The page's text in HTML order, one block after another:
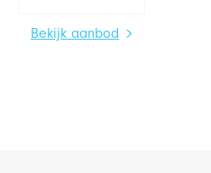
Bekijk aanbod